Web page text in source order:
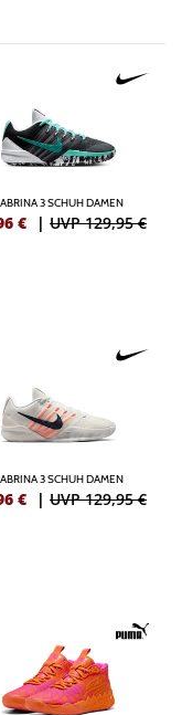
3 SCHUH DAMEN
€ | UVP 129,95 €
3 SCHUH DAMEN
€ | UVP 129,95 €